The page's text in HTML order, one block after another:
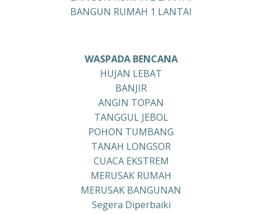
BANGUN RUMAH 1 LANTAI
WASPADA BENCANA
HUJAN LEBAT
BANJIR
ANGIN TOPAN
TANGGUL JEBOL
POHON TUMBANG
TANAH LONGSOR
CUACA EKSTREM
MERUSAK RUMAH
MERUSAK BANGUNAN
Segera Diperbaiki